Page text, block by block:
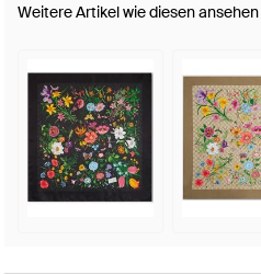
Weitere Artikel wie diesen ansehen